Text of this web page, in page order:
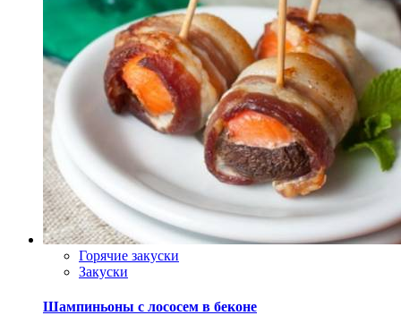
Горячие закуски
Закуски
Шампиньоны с лососем в беконе